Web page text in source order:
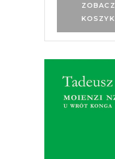
ZOBACZ
KOSZYK